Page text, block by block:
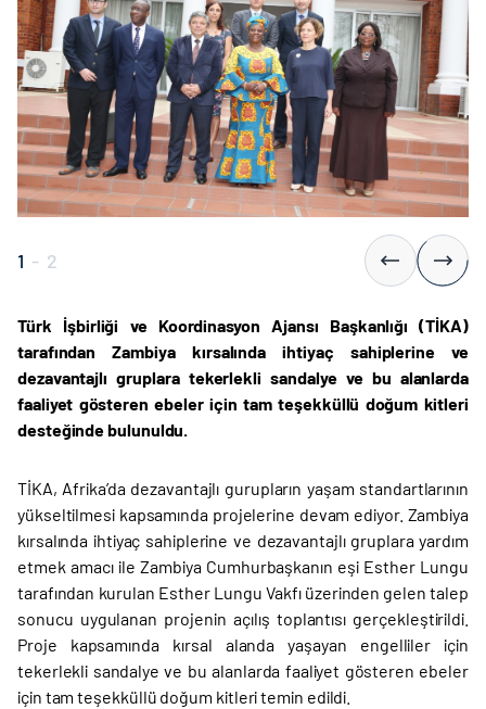
1 - 2
Türk İşbirliği ve Koordinasyon Ajansı Başkanlığı (TİKA)
tarafından Zambiya kırsalında ihtiyaç sahiplerine ve
dezavantajlı gruplara tekerlekli sandalye ve bu alanlarda
faaliyet gösteren ebeler için tam teşekküllü doğum kitleri
desteğinde bulunuldu.
TİKA, Afrika’da dezavantajlı gurupların yaşam standartlarının
yükseltilmesi kapsamında projelerine devam ediyor. Zambiya
kırsalında ihtiyaç sahiplerine ve dezavantajlı gruplara yardım
etmek amacı ile Zambiya Cumhurbaşkanın eşi Esther Lungu
tarafından kurulan Esther Lungu Vakfı üzerinden gelen talep
sonucu uygulanan projenin açılış toplantısı gerçekleştirildi.
Proje kapsamında kırsal alanda yaşayan engelliler için
tekerlekli sandalye ve bu alanlarda faaliyet gösteren ebeler
için tam teşekküllü doğum kitleri temin edildi.